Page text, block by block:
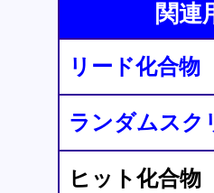
関連
リード化合物
ランダムスク
ヒット化合物